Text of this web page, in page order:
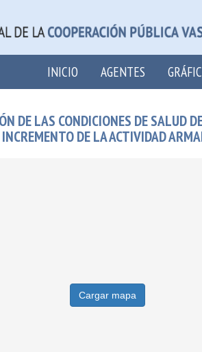
INICIO AGENTES
DE LAS CONDICIONES DE SALUD
DE LA ACTIVIDAD
Cargar mapa